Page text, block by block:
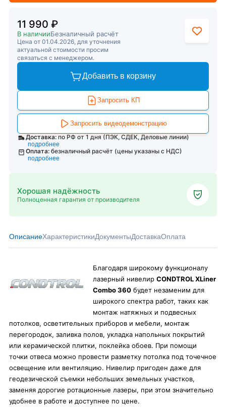
11 990 ₽
В наличииБезналичный расчёт
Цена от 01.04.2026, для уточнения
актуальной стоимости просим
связаться с менеджером.
Добавить в корзину
Запросить КП
Запросить видеодемонстрацию
Доставка: по РФ от 1 дня (ПЭК, СДЕК, Деловые линии)
подробнее
Оплата: безналичный расчёт (цены указаны с НДС)
подробнее
Хорошая надёжность
Полноценная гарантия от производителя
ОписаниеХарактеристикиДокументыДоставкаОплата
Благодаря широкому функционалу
лазерный нивелир CONDTROL XLiner
Combo 360 будет незаменим для
широкого спектра работ, таких как
монтаж натяжных и подвесных
потолков, осветительных приборов и мебели, монтаж
перегородок, заливка полов, укладка напольных покрытий
или керамической плитки, поклейка обоев. При помощи
точки отвеса можно провести разметку потолка под точечное
освещение или вентиляцию. Нивелир пригоден даже для
геодезической съемки небольших земельных участков,
заменяя дорогие ротационные лазеры, при этом значительно
удобнее в работе и доступнее по цене.